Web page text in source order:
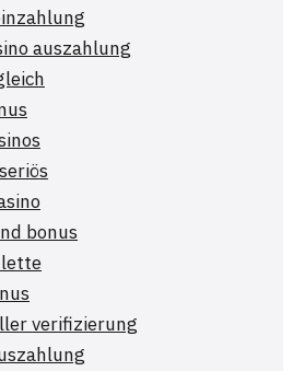
auszahlung
bonus
verifizierung